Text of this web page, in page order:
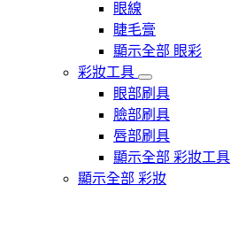
眼線
睫毛膏
顯示全部 眼彩
彩妝工具
眼部刷具
臉部刷具
唇部刷具
顯示全部 彩妝工具
顯示全部 彩妝